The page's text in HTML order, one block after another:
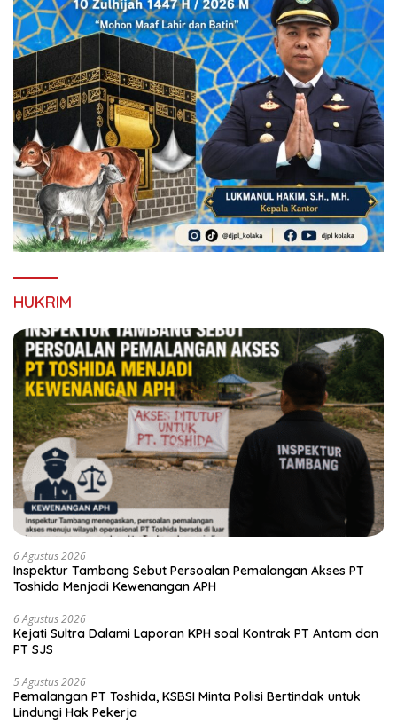
HUKRIM
6 Agustus 2026
Inspektur Tambang Sebut Persoalan Pemalangan Akses PT
Toshida Menjadi Kewenangan APH
6 Agustus 2026
Kejati Sultra Dalami Laporan KPH soal Kontrak PT Antam dan
PT SJS
5 Agustus 2026
Pemalangan PT Toshida, KSBSI Minta Polisi Bertindak untuk
Lindungi Hak Pekerja